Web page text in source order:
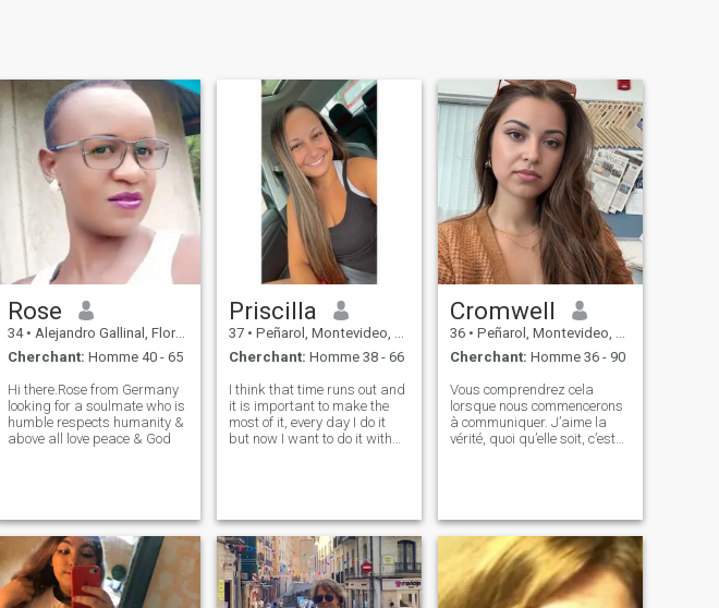
Rose
34 • Alejandro Gallinal, Florida, Uruguay
Cherchant: Homme 40 - 65
Hi there.Rose from Germany
looking for a soulmate who is
humble respects humanity &
above all love peace & God
Priscilla
37 • Peñarol, Montevideo, Uruguay
Cherchant: Homme 38 - 66
I think that time runs out and
it is important to make the
most of it, every day I do it
but now I want to do it with
not so young I just want
somet
Cromwell
36 • Peñarol, Montevideo, Uruguay
Cherchant: Homme 36 - 90
Vous comprendrez cela
lorsque nous commencerons
à communiquer. J’aime la
vérité, quoi qu’elle soit, c’est
homme et une femme,
probablement vous le savez
vous-même....